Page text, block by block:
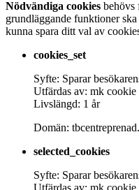
Nödvändiga cookies behövs
grundläggande funktioner
kunna spara ditt val av
cookies_set
Syfte: Sparar
Utfärdas av: mk cookie
Livslängd: 1 år
Domän:
selected_cookies
Syfte: Sparar
Utfärdas av: mk cookie